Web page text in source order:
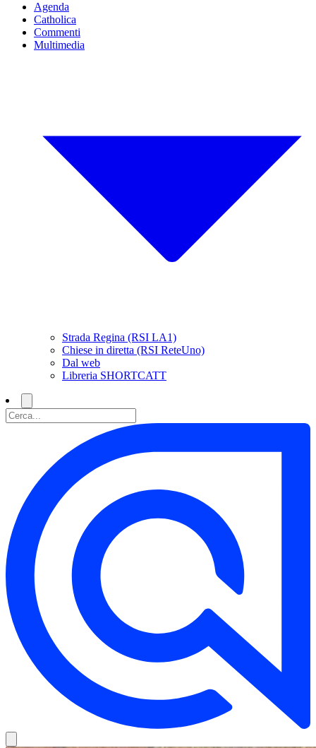
Agenda
Catholica
Commenti
Multimedia
Strada Regina (RSI LA1)
Chiese in diretta (RSI ReteUno)
Dal web
Libreria SHORTCATT